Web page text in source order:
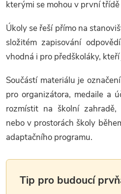
kterými se mohou v první
Úkoly se řeší přímo na
složitém zapisování
vhodná i pro předškoláky,
Součástí materiálu je
pro organizátora, medaile a
rozmístit na školní
nebo v prostorách školy
adaptačního programu.
Tip pro budoucí